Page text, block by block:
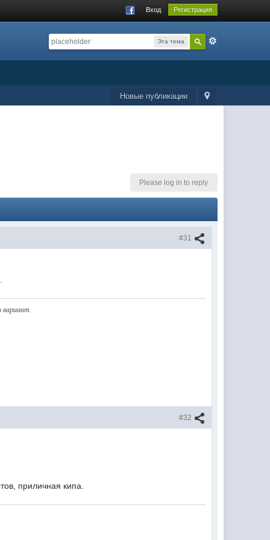
Вход Регистрация
Эта тема
Новые публикации
Please log in to reply
#31
вариант.
#32
приличная кипа.